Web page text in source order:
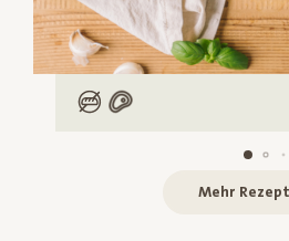
Low Carb
Mit Fleisch
Mehr